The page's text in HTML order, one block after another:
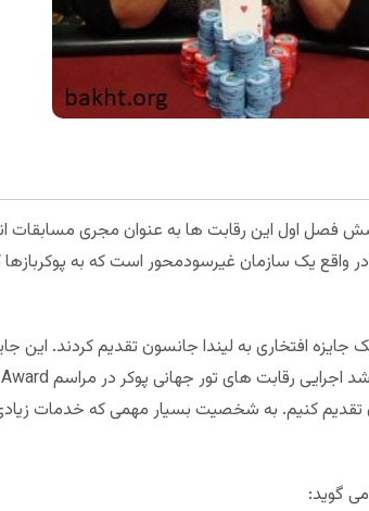
واقع یک سازمان غیرسودمحور است که به
تور جهانی پوکر یک جایزه افتخاری به لیندا جانسون تقدیم
تقدیم کنیم. به شخصیت بسیار مهمی که خدمات
گوید: